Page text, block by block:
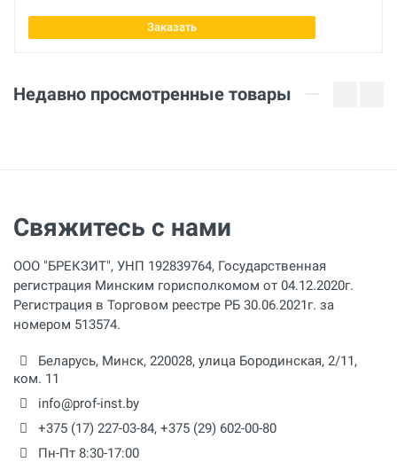
Длина
Заказать
Недавно просмотренные товары
Свяжитесь с нами
ООО "БРЕКЗИТ", УНП 192839764, Государственная
регистрация Минским горисполкомом от 04.12.2020г.
Регистрация в Торговом реестре РБ 30.06.2021г. за
номером 513574.
Беларусь, Минск, 220028, улица Бородинская, 2/11,
ком. 11
info@prof-inst.by
+375 (17) 227-03-84, +375 (29) 602-00-80
Пн-Пт 8:30-17:00